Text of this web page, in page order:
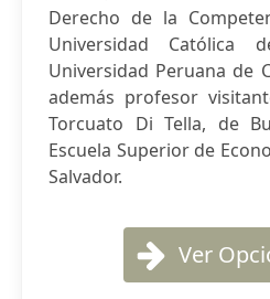
Derecho de la
Universidad
Universidad Peruana de
además profesor
Torcuato Di Tella, de
Escuela Superior de
Salvador.
Ver